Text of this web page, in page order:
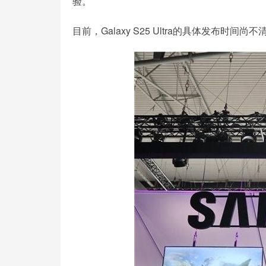
目前，Galaxy S25 Ultra的具体发布时间尚不